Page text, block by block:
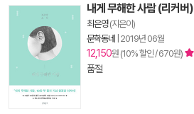
내게 무해한 사람 (리커버)
최은영(지은이)
문학동네
2019년 06월
12,150원 (10% 할인 / 670원)
품절